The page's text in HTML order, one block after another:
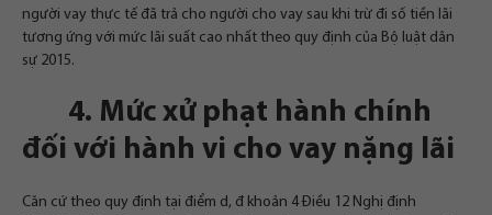
người vay thực tế đã trả cho người cho vay sau khi trừ đi số tiền lãi
tương ứng với mức lãi suất cao nhất theo quy định của Bộ luật dân
sự 2015.
4. Mức xử phạt hành chính
đối với hành vi cho vay nặng lãi
Căn cứ theo quy định tại điểm d, đ khoản 4 Điều 12 Nghị định